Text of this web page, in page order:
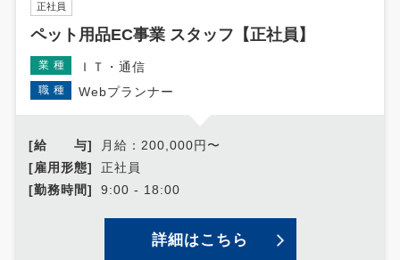
正社員
ペット用品EC事業 スタッフ【正社員】
業種 ＩＴ・通信
職種 Webプランナー
[給 与]
月給：200,000円〜
[雇用形態]
正社員
[勤務時間]
9:00 - 18:00
詳細はこちら